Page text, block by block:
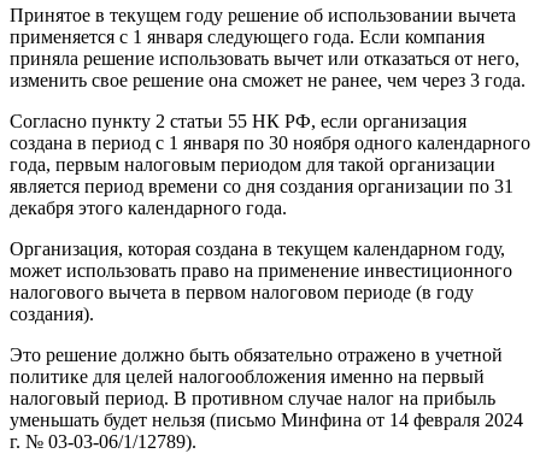
Принятое в текущем году решение об использовании вычета
применяется с 1 января следующего года. Если компания
приняла решение использовать вычет или отказаться от него,
изменить свое решение она сможет не ранее, чем через 3 года.
Согласно пункту 2 статьи 55 НК РФ, если организация
создана в период с 1 января по 30 ноября одного календарного
года, первым налоговым периодом для такой организации
является период времени со дня создания организации по 31
декабря этого календарного года.
Организация, которая создана в текущем календарном году,
может использовать право на применение инвестиционного
налогового вычета в первом налоговом периоде (в году
создания).
Это решение должно быть обязательно отражено в учетной
политике для целей налогообложения именно на первый
налоговый период. В противном случае налог на прибыль
уменьшать будет нельзя (письмо Минфина от 14 февраля 2024
г. № 03-03-06/1/12789).